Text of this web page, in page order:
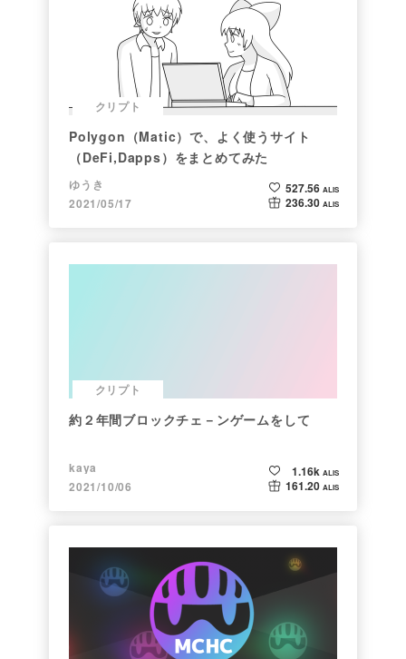
クリプト
Polygon（Matic）で、よく使うサイト
（DeFi,Dapps）をまとめてみた
ゆうき
2021/05/17
527.56 ALIS
236.30 ALIS
クリプト
約２年間ブロックチェ－ンゲームをして
kaya
2021/10/06
1.16k ALIS
161.20 ALIS